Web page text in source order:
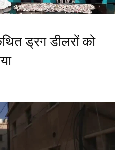
ड्रग डीलरों को